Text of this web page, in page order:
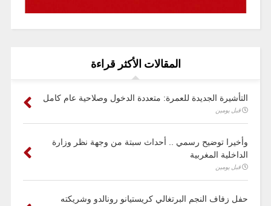
المقالات الأكثر قراءة
التأشيرة الجديدة للعمرة: متعددة الدخول وصلاحية عام كامل
قبل يومين
وأخيرا توضيح رسمي .. أحداث سبتة من وجهة نظر وزارة
الداخلية المغربية
قبل يومين
حفل زفاف النجم البرتغالي كريستيانو رونالدو وشريكته